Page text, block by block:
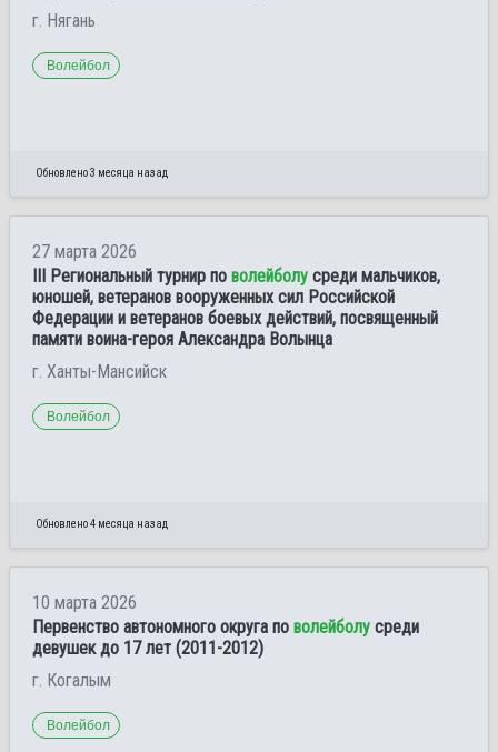
г. Нягань
Волейбол
Обновлено 3 месяца назад
27 марта 2026
III Региональный турнир по волейболу среди мальчиков,
юношей, ветеранов вооруженных сил Российской
Федерации и ветеранов боевых действий, посвященный
памяти воина-героя Александра Волынца
г. Ханты-Мансийск
Волейбол
Обновлено 4 месяца назад
10 марта 2026
Первенство автономного округа по волейболу среди
девушек до 17 лет (2011-2012)
г. Когалым
Волейбол